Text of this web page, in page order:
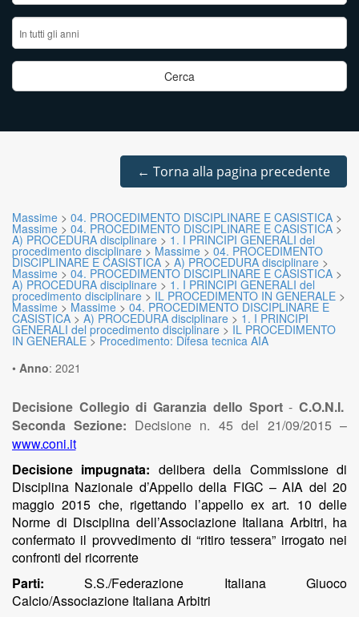
← Torna alla pagina precedente
Massime > 04. PROCEDIMENTO DISCIPLINARE E CASISTICA >
Massime > 04. PROCEDIMENTO DISCIPLINARE E CASISTICA >
A) PROCEDURA disciplinare > 1. I PRINCIPI GENERALI del
procedimento disciplinare > Massime > 04. PROCEDIMENTO
DISCIPLINARE E CASISTICA > A) PROCEDURA disciplinare >
Massime > 04. PROCEDIMENTO DISCIPLINARE E CASISTICA >
A) PROCEDURA disciplinare > 1. I PRINCIPI GENERALI del
procedimento disciplinare > IL PROCEDIMENTO IN GENERALE >
Massime > Massime > 04. PROCEDIMENTO DISCIPLINARE E
CASISTICA > A) PROCEDURA disciplinare > 1. I PRINCIPI
GENERALI del procedimento disciplinare > IL PROCEDIMENTO
IN GENERALE > Procedimento: Difesa tecnica AIA
• Anno: 2021
Decisione Collegio di Garanzia dello Sport-C.O.N.I.
Seconda Sezione: Decisione n. 45 del 21/09/2015–
www.coni.it
Decisione impugnata: delibera della Commissione di
Disciplina Nazionale d’Appello della FIGC – AIA del 20
maggio 2015 che, rigettando l’appello ex art. 10 delle
Norme di Disciplina dell’Associazione Italiana Arbitri, ha
confermato il provvedimento di “ritiro tessera” irrogato nei
confronti del ricorrente
Parti:S.S./Federazione Italiana Giuoco
Calcio/Associazione Italiana Arbitri